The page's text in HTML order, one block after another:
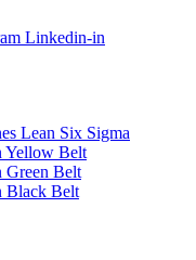
Linkedin-in
Lean Six Sigma
Yellow Belt
Green Belt
Black Belt